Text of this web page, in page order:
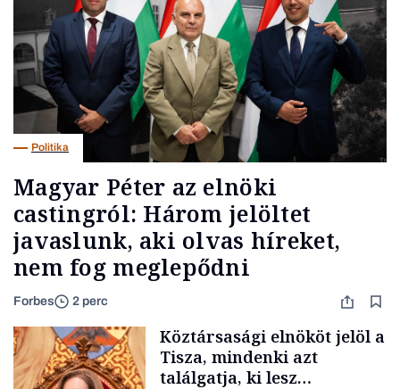
Politika
Magyar Péter az elnöki
castingról: Három jelöltet
javaslunk, aki olvas híreket,
nem fog meglepődni
Forbes 2 perc
Köztársasági elnököt jelöl a
Tisza, mindenki azt
találgatja, ki lesz